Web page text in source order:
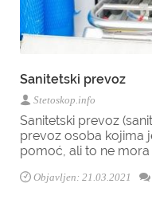
Sanitetski prevoz
Stetoskop.info
Sanitetski prevoz
prevoz osoba kojima
pomoć, ali to ne
Objavljen: 21.03.2021